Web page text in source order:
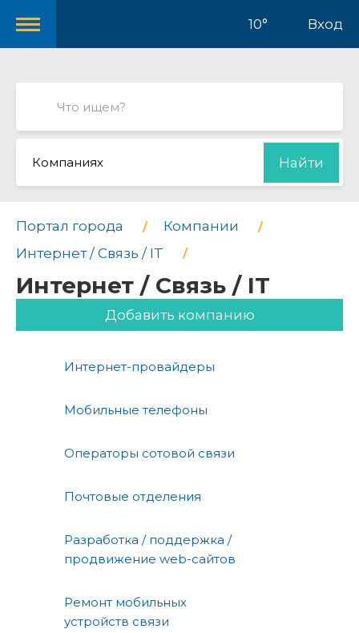
10° Вход
Компаниях Найти
Портал города
Компании
Интернет / Связь / IT
Интернет / Связь / IT
Добавить компанию
Интернет-провайдеры
Мобильные телефоны
Операторы сотовой связи
Почтовые отделения
Разработка / поддержка /
продвижение web-сайтов
Ремонт мобильных
устройств связи